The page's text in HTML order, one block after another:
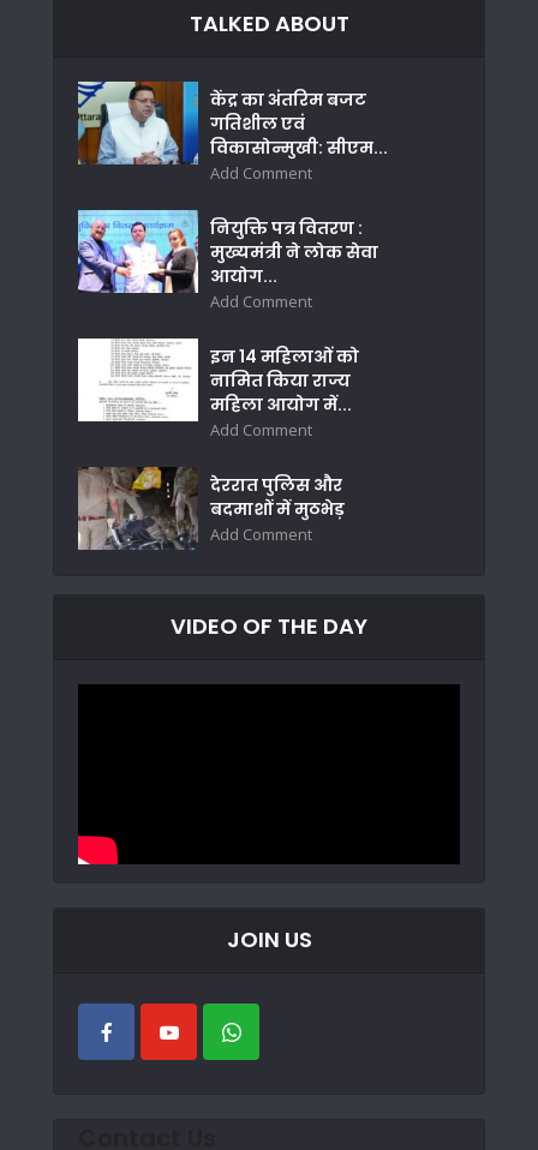
TALKED ABOUT
केंद्र का अंतरिम बजट
गतिशील एवं
विकासोन्मुखी: सीएम...
Add Comment
नियुक्ति पत्र वितरण :
मुख्यमंत्री ने लोक सेवा
आयोग...
Add Comment
इन 14 महिलाओं को
नामित किया राज्य
महिला आयोग में...
Add Comment
देररात पुलिस और
बदमाशों में मुठभेड़
Add Comment
VIDEO OF THE DAY
JOIN US